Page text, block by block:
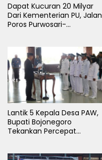
Dapat Kucuran 20 Milyar
Dari Kementerian PU, Jalan
Poros Purwosari-
Lantik 5 Kepala Desa PAW,
Bupati Bojonegoro
Tekankan Percepat